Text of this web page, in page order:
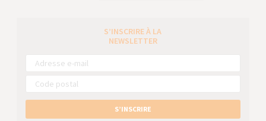
S’INSCRIRE À LA
NEWSLETTER
S’INSCRIRE